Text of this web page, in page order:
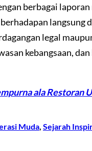
berbagai
langsung
legal
kebangsaan,
ala Restoran
Muda, Sejarah